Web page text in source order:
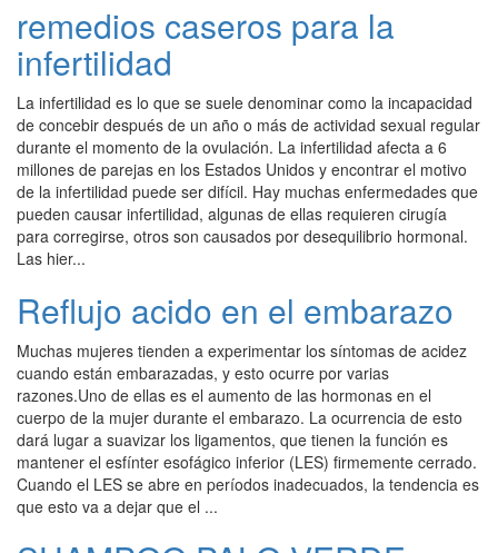
remedios caseros para la
infertilidad
La infertilidad es lo que se suele denominar como la incapacidad
de concebir después de un año o más de actividad sexual regular
durante el momento de la ovulación. La infertilidad afecta a 6
millones de parejas en los Estados Unidos y encontrar el motivo
de la infertilidad puede ser difícil. Hay muchas enfermedades que
pueden causar infertilidad, algunas de ellas requieren cirugía
para corregirse, otros son causados por desequilibrio hormonal.
Las hier...
Reflujo acido en el embarazo
Muchas mujeres tienden a experimentar los síntomas de acidez
cuando están embarazadas, y esto ocurre por varias
razones.Uno de ellas es el aumento de las hormonas en el
cuerpo de la mujer durante el embarazo. La ocurrencia de esto
dará lugar a suavizar los ligamentos, que tienen la función es
mantener el esfínter esofágico inferior (LES) firmemente cerrado.
Cuando el LES se abre en períodos inadecuados, la tendencia es
que esto va a dejar que el ...